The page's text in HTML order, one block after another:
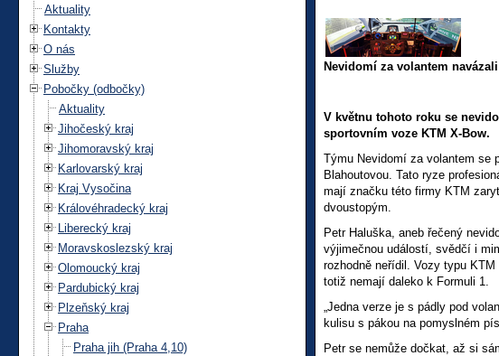
Aktuality
Kontakty
O nás
Služby
Pobočky (odbočky)
Aktuality
Jihočeský kraj
Jihomoravský kraj
Karlovarský kraj
Kraj Vysočina
Královéhradecký kraj
Liberecký kraj
Moravskoslezský kraj
Olomoucký kraj
Pardubický kraj
Plzeňský kraj
Praha
Praha jih (Praha 4,10)
Nevidomí za volantem
V květnu tohoto roku se
sportovním voze KTM X-Bow.
Týmu Nevidomí za volantem se
Blahoutovou. Tato ryze
mají značku této firmy KTM
dvoustopým.
Petr Haluška, aneb řečený
výjimečnou událostí, svědčí i
rozhodně neřídil. Vozy typu
totiž nemají daleko k Formuli 1.
„Jedna verze je s pádly pod
kulisu s pákou na pomyslném
Petr se nemůže dočkat, až si